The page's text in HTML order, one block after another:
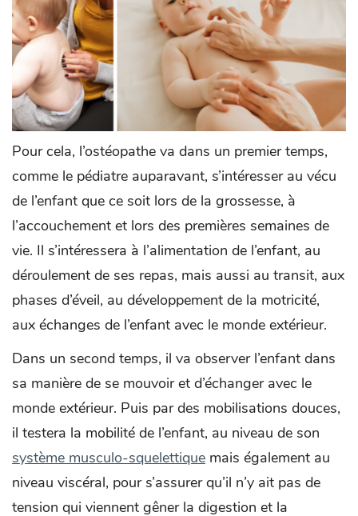
Pour cela, l’ostéopathe va dans un premier temps,
comme le pédiatre auparavant, s’intéresser au vécu
de l’enfant que ce soit lors de la grossesse, à
l’accouchement et lors des premières semaines de
vie. Il s’intéressera à l’alimentation de l’enfant, au
déroulement de ses repas, mais aussi au transit, aux
phases d’éveil, au développement de la motricité,
aux échanges de l’enfant avec le monde extérieur.
Dans un second temps, il va observer l’enfant dans
sa manière de se mouvoir et d’échanger avec le
monde extérieur. Puis par des mobilisations douces,
il testera la mobilité de l’enfant, au niveau de son
système musculo-squelettique mais également au
niveau viscéral, pour s’assurer qu’il n’y ait pas de
tension qui viennent gêner la digestion et la